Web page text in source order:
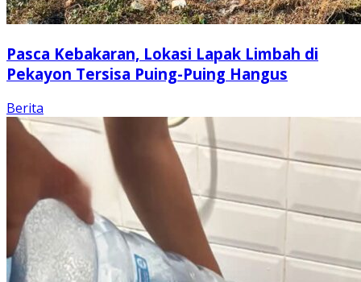
Pasca Kebakaran, Lokasi Lapak Limbah di
Pekayon Tersisa Puing-Puing Hangus
Berita